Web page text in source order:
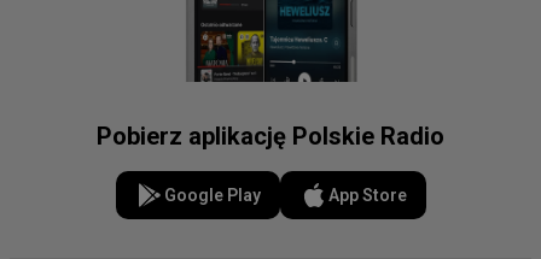
Pobierz aplikację Polskie Radio
Google Play App Store